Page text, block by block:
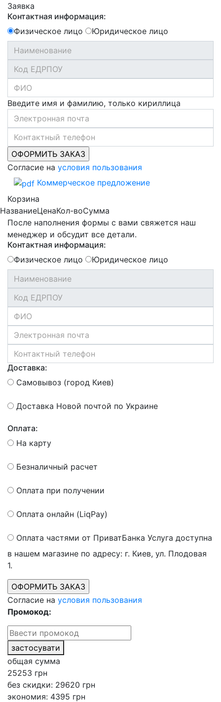
Заявка
Контактная информация:
Физическое лицо
Юридическое лицо
Введите имя и фамилию, только кириллица
Согласие на условия пользования
Коммерческое предложение
Корзина
НазваниеЦенаКол-воСумма
После наполнения формы с вами свяжется наш
менеджер и обсудит все детали.
Контактная информация:
Физическое лицо
Юридическое лицо
Доставка:
Самовывоз (город Киев)
Доставка Новой почтой по Украине
Оплата:
На карту
Безналичный расчет
Оплата при получении
Оплата онлайн (LiqPay)
Оплата частями от ПриватБанка Услуга доступна
в нашем магазине по адресу: г. Киев, ул. Плодовая
1.
Согласие на условия пользования
Промокод:
застосувати
общая сумма
25253 грн
без скидки: 29620 грн
экономия: 4395 грн